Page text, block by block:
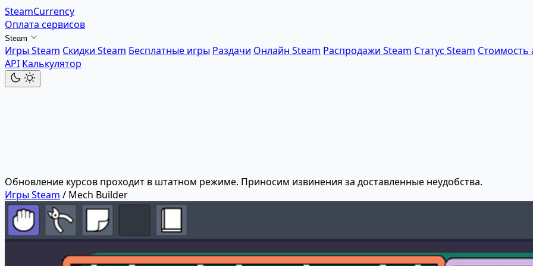
SteamCurrency
Оплата сервисов
Steam
Игры Steam Скидки Steam Бесплатные игры Раздачи Онлайн Steam Распродажи Steam Статус Steam Стоимость
API Калькулятор
Обновление курсов проходит в штатном режиме. Приносим извинения за доставленные неудобства.
Игры Steam / Mech Builder